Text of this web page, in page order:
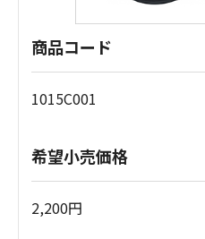
商品コード
1015C001
希望小売価格
2,200円